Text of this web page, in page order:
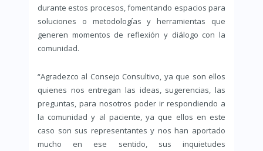
durante estos procesos, fomentando espacios para
soluciones o metodologías y herramientas que
generen momentos de reflexión y diálogo con la
comunidad.
“Agradezco al Consejo Consultivo, ya que son ellos
quienes nos entregan las ideas, sugerencias, las
preguntas, para nosotros poder ir respondiendo a
la comunidad y al paciente, ya que ellos en este
caso son sus representantes y nos han aportado
mucho en ese sentido, sus inquietudes